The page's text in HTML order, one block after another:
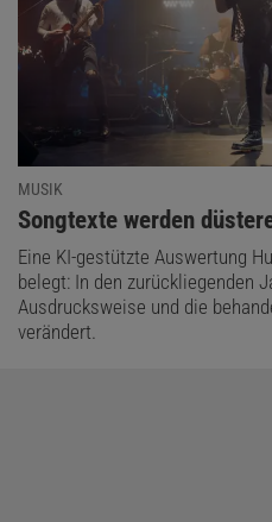
MUSIK
:
Songtexte werden
Eine KI-gestützte Auswertung
belegt: In den zurückliegenden
Ausdrucksweise und die
verändert.